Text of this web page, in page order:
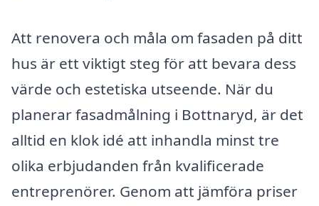
Att renovera och måla om fasaden på ditt
hus är ett viktigt steg för att bevara dess
värde och estetiska utseende. När du
planerar fasadmålning i Bottnaryd, är det
alltid en klok idé att inhandla minst tre
olika erbjudanden från kvalificerade
entreprenörer. Genom att jämföra priser